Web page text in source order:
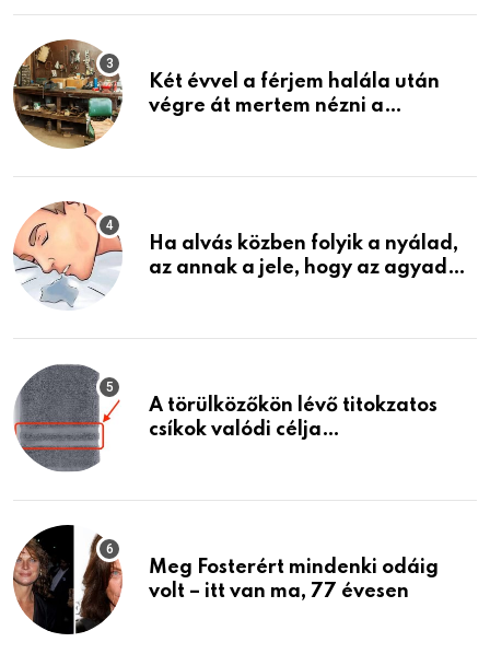
Két évvel a férjem halála után
végre át mertem nézni a
életemet
Ha alvás közben folyik a nyálad,
az annak a jele, hogy az agyad…
A törülközőkön lévő titokzatos
csíkok valódi célja…
Meg Fosterért mindenki odáig
volt – itt van ma, 77 évesen